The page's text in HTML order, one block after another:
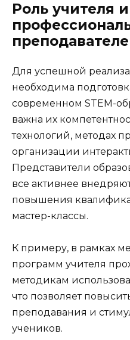
Роль учителя и
Для успешной
необходима
современном STEM-
важна их
технологий, методах
организации
Представители
все активнее
повышения
мастер-классы.
К примеру, в рамках
программ учителя
методикам
что позволяет
преподавания и
учеников.